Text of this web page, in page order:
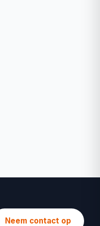
Neem contact op